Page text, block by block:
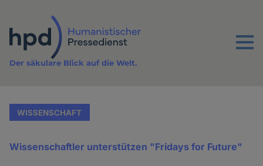
Inhalt
Menu
Der säkulare Blick auf die Welt.
WISSENSCHAFT
Wissenschaftler unterstützen "Fridays for Future"